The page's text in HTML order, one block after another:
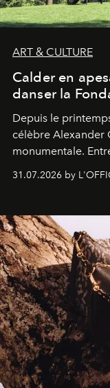
ART & CULTURE
Calder en
danser la
Depuis le
célèbre Alexander
monumentale.
américain investit
sculpture.
31.07.2026 by